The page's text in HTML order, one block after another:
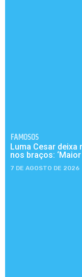
FAMOSOS
Luma Cesar deixa
nos braços:
7 DE AGOSTO DE 2026